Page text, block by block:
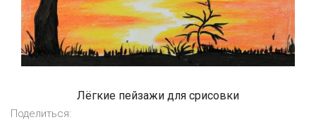
Лёгкие пейзажи для срисовки
Поделиться: